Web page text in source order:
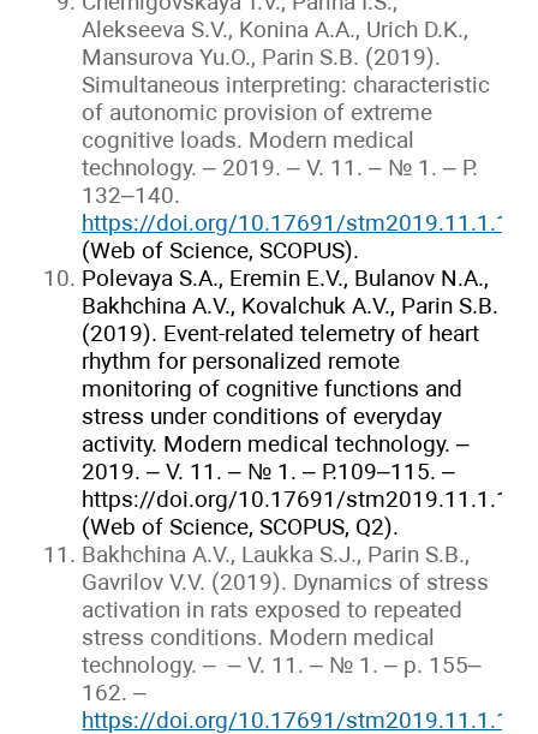
Alekseeva S.V., Konina A.A., Urich D.K.,
Mansurova Yu.O., Parin S.B. (2019).
Simultaneous interpreting: characteristic
of autonomic provision of extreme
cognitive loads. Modern medical
technology. – 2019. – V. 11. – № 1. – P.
132–140.
https://doi.org/10.17691/stm2019.11.1.15
(Web of Science, SCOPUS).
Polevaya S.A., Eremin E.V., Bulanov N.A.,
Bakhchina А.V., Kovalchuk A.V., Parin S.B.
(2019). Event-related telemetry of heart
rhythm for personalized remote
monitoring of cognitive functions and
stress under conditions of everyday
activity. Modern medical technology. –
2019. – V. 11. – № 1. – P.109–115. –
https://doi.org/10.17691/stm2019.11.1.13
(Web of Science, SCOPUS, Q2).
Bakhchina А.V., Laukka S.J., Parin S.B.,
Gavrilov V.V. (2019). Dynamics of stress
activation in rats exposed to repeated
stress conditions. Modern medical
technology. – – V. 11. – № 1. – p. 155–
162. –
https://doi.org/10.17691/stm2019.11.1.18